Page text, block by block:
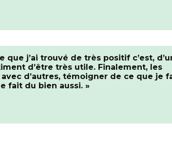
j’ai trouvé de très positif c’est,
d’être très utile. Finalement, les
d’autres, témoigner de ce que je
fait du bien aussi. »